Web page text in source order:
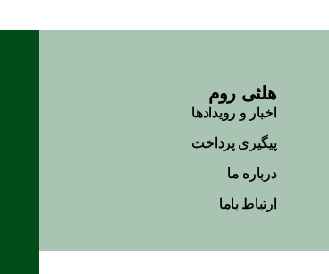
هلثی روم
اخبار و رویداد‌ها
پیگیری پرداخت
درباره ما
ارتباط باما